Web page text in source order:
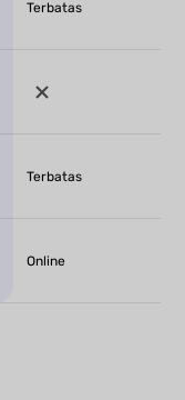
Terbatas
Terbatas
Online